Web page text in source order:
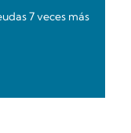
7 veces más